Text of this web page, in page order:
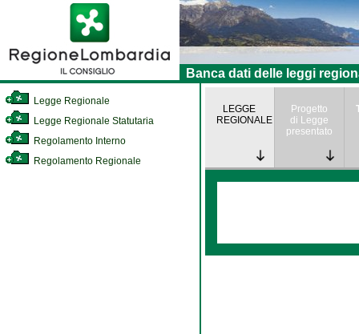
Banca dati delle leggi
Legge Regionale
Legge Regionale Statutaria
Regolamento Interno
Regolamento Regionale
LEGGE
REGIONALE
Progetto
di Legge
presentato